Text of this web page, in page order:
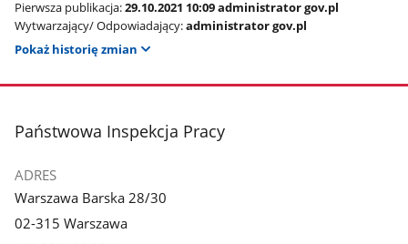
Pierwsza publikacja:29.10.2021 10:09 administrator gov.pl
Wytwarzający/ Odpowiadający:administrator gov.pl
Pokaż historię zmian
stopka
Państwowa Inspekcja Pracy
ADRES
Warszawa Barska 28/30
02-315 Warszawa